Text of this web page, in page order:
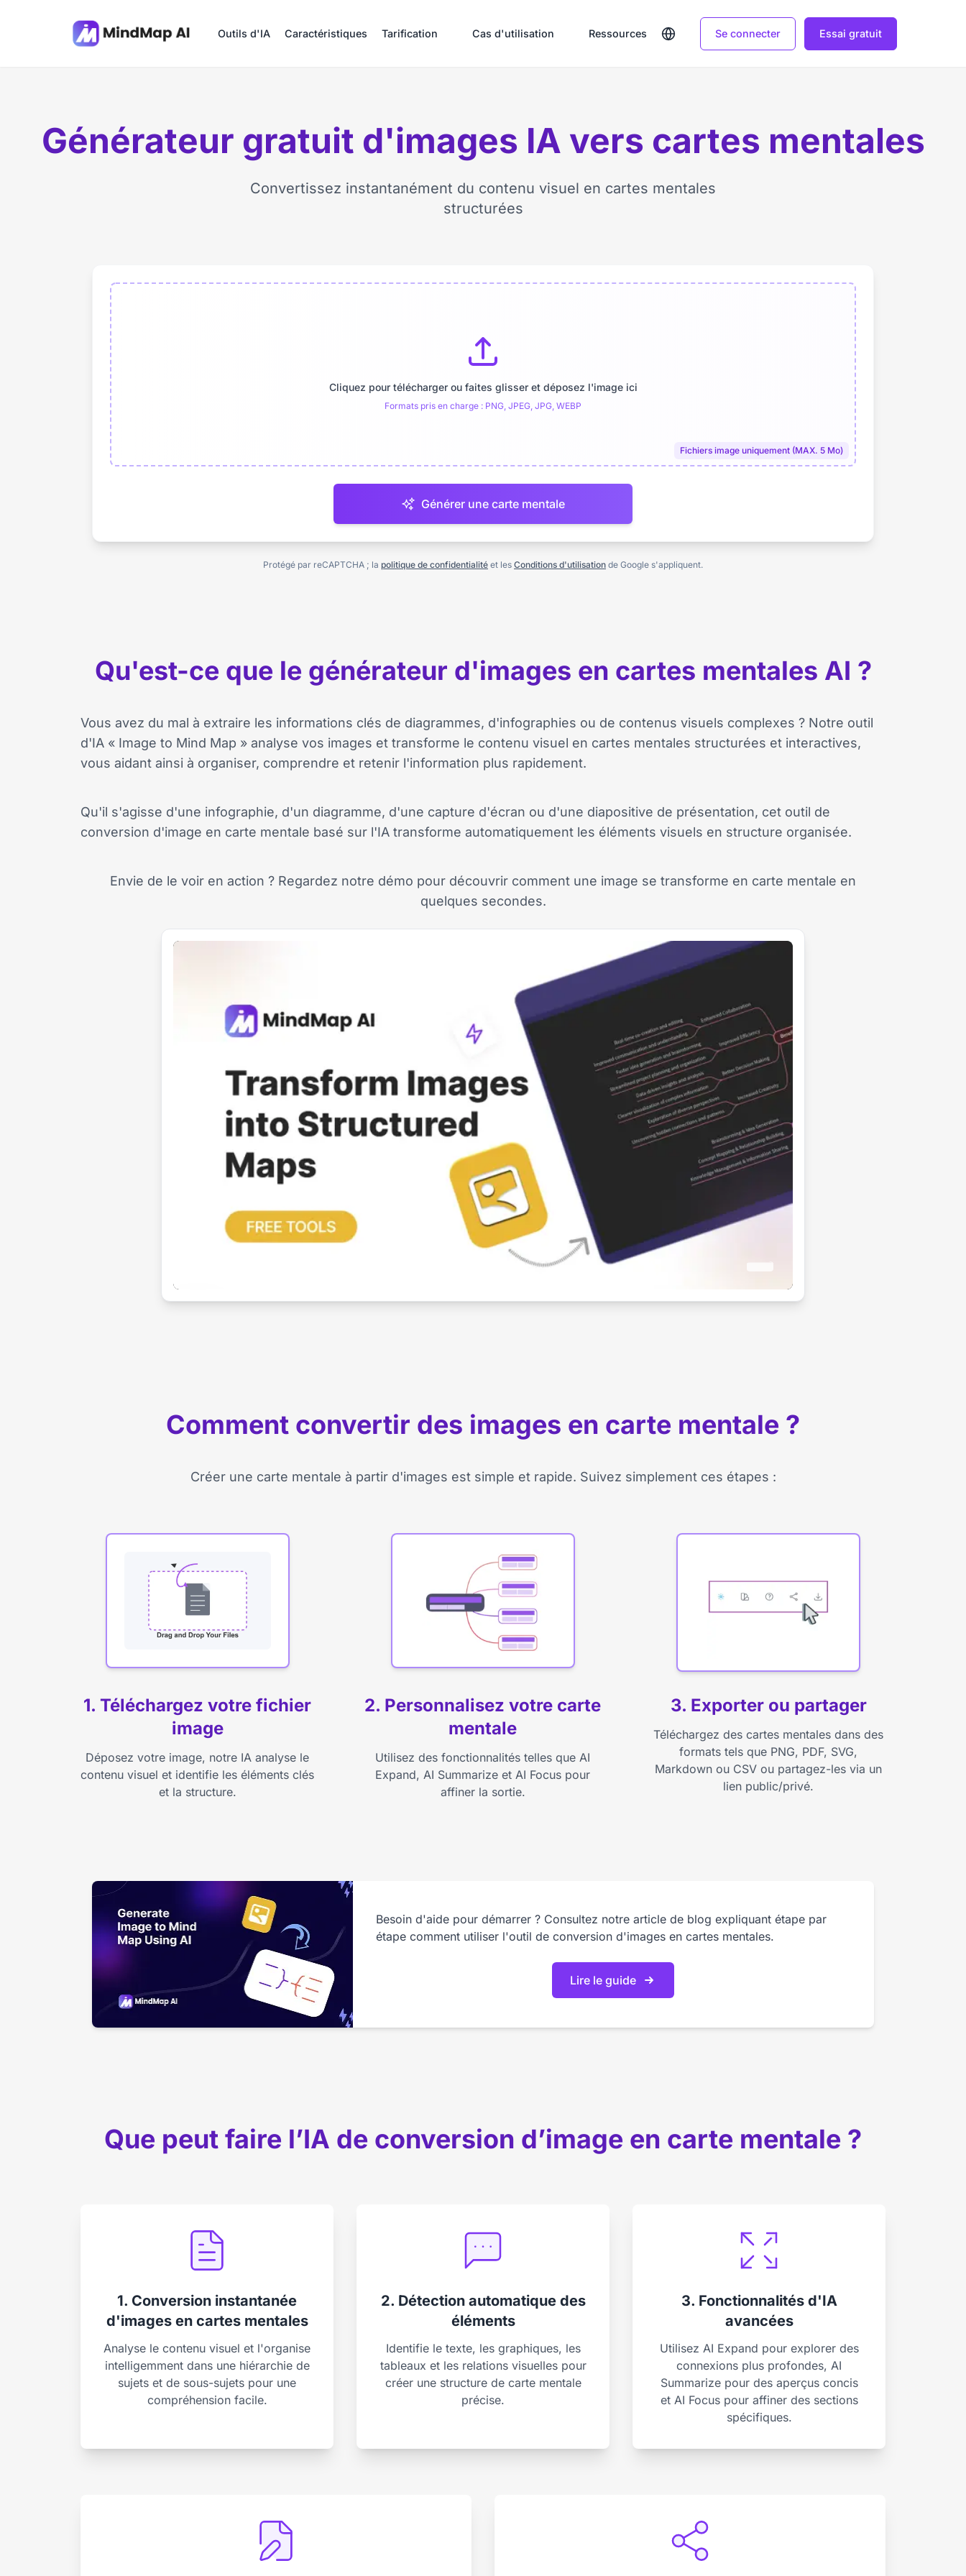
Outils d'IA Caractéristiques Tarification Cas d'utilisation Ressources Se connecter Essai gratuit
Générateur gratuit d'images IA vers cartes mentales
Convertissez instantanément du contenu visuel en cartes mentales
structurées
Cliquez pour télécharger ou faites glisser et déposez l'image ici
Formats pris en charge : PNG, JPEG, JPG, WEBP
Fichiers image uniquement (MAX. 5 Mo)
Générer une carte mentale
Protégé par reCAPTCHA ; la politique de confidentialité et les Conditions d'utilisation de Google s'appliquent.
Qu'est-ce que le générateur d'images en cartes mentales AI ?
Vous avez du mal à extraire les informations clés de diagrammes, d'infographies ou de contenus visuels complexes ? Notre outil
d'IA « Image to Mind Map » analyse vos images et transforme le contenu visuel en cartes mentales structurées et interactives,
vous aidant ainsi à organiser, comprendre et retenir l'information plus rapidement.
Qu'il s'agisse d'une infographie, d'un diagramme, d'une capture d'écran ou d'une diapositive de présentation, cet outil de
conversion d'image en carte mentale basé sur l'IA transforme automatiquement les éléments visuels en structure organisée.
Envie de le voir en action ? Regardez notre démo pour découvrir comment une image se transforme en carte mentale en
quelques secondes.
Comment convertir des images en carte mentale ?
Créer une carte mentale à partir d'images est simple et rapide. Suivez simplement ces étapes :
1. Téléchargez votre fichier
image
Déposez votre image, notre IA analyse le
contenu visuel et identifie les éléments clés
et la structure.
2. Personnalisez votre carte
mentale
Utilisez des fonctionnalités telles que AI
Expand, AI Summarize et AI Focus pour
affiner la sortie.
3. Exporter ou partager
Téléchargez des cartes mentales dans des
formats tels que PNG, PDF, SVG,
Markdown ou CSV ou partagez-les via un
lien public/privé.
Besoin d'aide pour démarrer ? Consultez notre article de blog expliquant étape par
étape comment utiliser l'outil de conversion d'images en cartes mentales.
Lire le guide
Que peut faire l’IA de conversion d’image en carte mentale ?
1. Conversion instantanée
d'images en cartes mentales
Analyse le contenu visuel et l'organise
intelligemment dans une hiérarchie de
sujets et de sous-sujets pour une
compréhension facile.
2. Détection automatique des
éléments
Identifie le texte, les graphiques, les
tableaux et les relations visuelles pour
créer une structure de carte mentale
précise.
3. Fonctionnalités d'IA
avancées
Utilisez AI Expand pour explorer des
connexions plus profondes, AI
Summarize pour des aperçus concis
et AI Focus pour affiner des sections
spécifiques.